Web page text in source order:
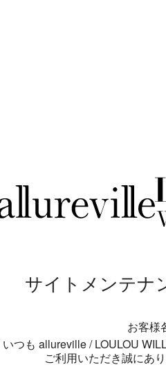
サイトメンテナ
お客様
いつも allureville / LOULOU
ご利用いただき誠にあ